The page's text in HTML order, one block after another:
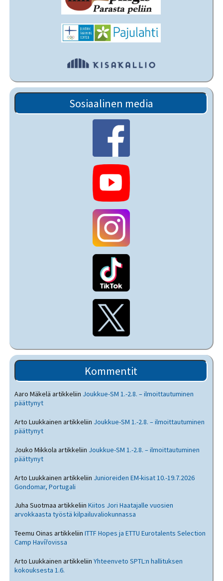
Sosiaalinen media
Kommentit
Aaro Mäkelä artikkeliin Joukkue-SM 1.-2.8. – ilmoittautuminen
päättynyt
Arto Luukkainen artikkeliin Joukkue-SM 1.-2.8. – ilmoittautuminen
päättynyt
Jouko Mikkola artikkeliin Joukkue-SM 1.-2.8. – ilmoittautuminen
päättynyt
Arto Luukkainen artikkeliin Junioreiden EM-kisat 10.-19.7.2026
Gondomar, Portugali
Juha Suotmaa artikkeliinKiitos Jori Haatajalle vuosien
arvokkaasta työstä kilpailuvaliokunnassa
Teemu Oinas artikkeliinITTF Hopes ja ETTU Eurotalents Selection
Camp Havířovissa
Arto Luukkainen artikkeliinYhteenveto SPTL:n hallituksen
kokouksesta 1.6.